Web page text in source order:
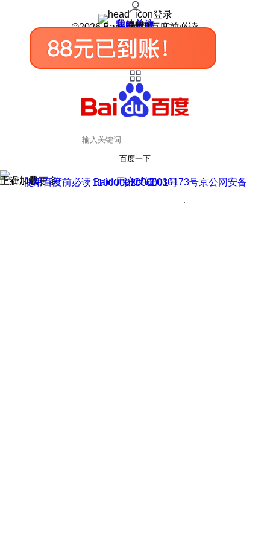
登录
我的关注
我的收藏
皮肤中心
用户反馈
设置
©2026 Baidu 使用百度前必读
百度一下
正在加载
上滑加载更多 用户反馈
使用百度前必读 Baidu 京ICP证030173号
京公网安备11000002000001号